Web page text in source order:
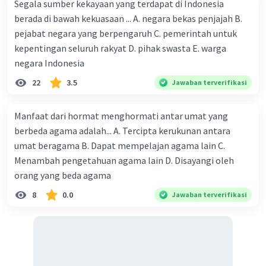
kesehatan dan kesejahteraan masyarakat.
Masyarakat yang terdidik cenderung memiliki
tingkat kesehatan yang lebih baik karena
mereka lebih mungkin memahami pentingnya
pola makan sehat, akses ke perawatan
kesehatan, dan praktik hidup sehat lainnya.
Pengembangan Sumber Daya Manusia
pendidikan menjadi kunci untuk
mengembangkan sumber daya manusia unggul.
Hal ini memungkinkan Indonesia bersaing di
tingkat global dalam berbagai sektor, termasuk
teknologi, ilmu pengetahuan, dan ekonomi.
Penguatan Kewarganegaraan: Pendidikan juga
berperan dalam membangun warga negara yang
Segala sumber kekayaan yang terdapat di Indonesia
berada di bawah kekuasaan ... A. negara bekas penjajah B.
pejabat negara yang berpengaruh C. pemerintah untuk
kepentingan seluruh rakyat D. pihak swasta E. warga
negara Indonesia
22 3.5 Jawaban terverifikasi
Manfaat dari hormat menghormati antar umat yang
berbeda agama adalah... A. Tercipta kerukunan antara
umat beragama B. Dapat mempelajan agama lain C.
Menambah pengetahuan agama lain D. Disayangi oleh
orang yang beda agama
8 0.0 Jawaban terverifikasi